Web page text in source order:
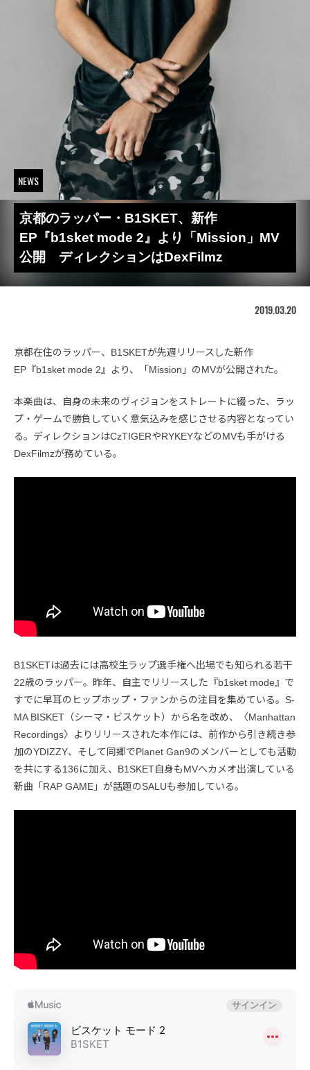
NEWS
京都のラッパー・B1SKET、新作
EP『b1sket mode 2』より「Mission」MV
公開 ディレクションはDexFilmz
2019.03.20
京都在住のラッパー、B1SKETが先週リリースした新作
EP『b1sket mode 2』より、「Mission」のMVが公開された。
本楽曲は、自身の未来のヴィジョンをストレートに綴った、ラッ
プ・ゲームで勝負していく意気込みを感じさせる内容となってい
る。ディレクションはCzTIGERやRYKEYなどのMVも手がける
DexFilmzが務めている。
B1SKETは過去には高校生ラップ選手権へ出場でも知られる若干
22歳のラッパー。昨年、自主でリリースした『b1sket mode』で
すでに早耳のヒップホップ・ファンからの注目を集めている。S-
MA BISKET（シーマ・ビスケット）から名を改め、〈Manhattan
Recordings〉よりリリースされた本作には、前作から引き続き参
加のYDIZZY、そして同郷でPlanet Gan9のメンバーとしても活動
を共にする136に加え、B1SKET自身もMVへカメオ出演している
新曲「RAP GAME」が話題のSALUも参加している。